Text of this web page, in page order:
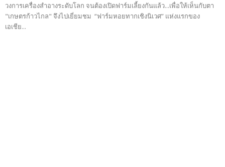
วงการเครื่องสำอางระดับโลก จนต้องเปิดฟาร์มเลี้ยงกันแล้ว...เพื่อให้เห็นกับตา
"เกษตรก้าวไกล" จึงไปเยี่ยมชม “ฟาร์มหอยทากเชิงนิเวศ” แห่งแรกของ
เอเชีย...